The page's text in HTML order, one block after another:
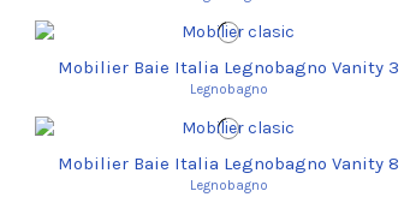
Mobilier Baie Italia Legnobagno Vanity 3
Legnobagno
Mobilier Baie Italia Legnobagno Vanity 8
Legnobagno